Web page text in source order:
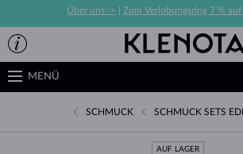
Über uns -> Zum Verlobungsring 7 % auf
MENÜ
SCHMUCK SCHMUCK SETS
AUF LAGER